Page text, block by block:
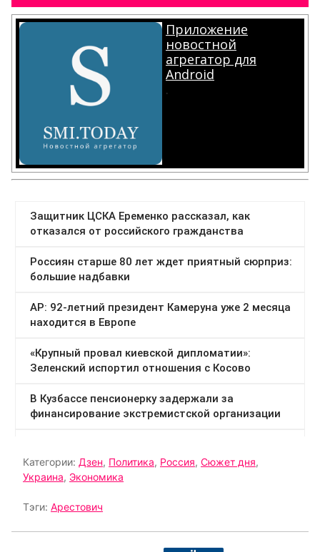
Приложение
новостной
агрегатор для
Android
.
Категории: Дзен, Политика, Россия, Сюжет дня,
Украина, Экономика
Тэги: Арестович